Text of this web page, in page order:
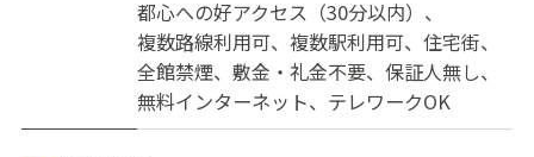
都心への好アクセス（30分以内）
複数路線利用可
複数駅利用可
住宅街
全館禁煙
敷金・礼金不要
保証人無し
無料インターネット
テレワークOK